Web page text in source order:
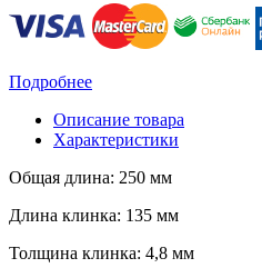
Подробнее
Описание товара
Характеристики
Общая длина: 250 мм
Длина клинка: 135 мм
Толщина клинка: 4,8 мм